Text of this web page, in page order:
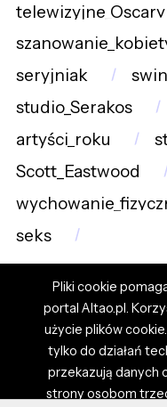
telewizyjne_Oscary
seryjniak
studio_Serakos
artyści_roku
Scott_Eastwood
seks
Pliki cookie
portal Altao.pl.
użycie plików
tylko do działań
przekazują danych
strony osobom